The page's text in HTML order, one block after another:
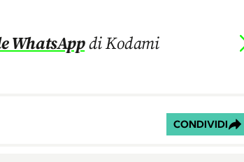
WhatsAppdi Kodami
CONDIVIDI